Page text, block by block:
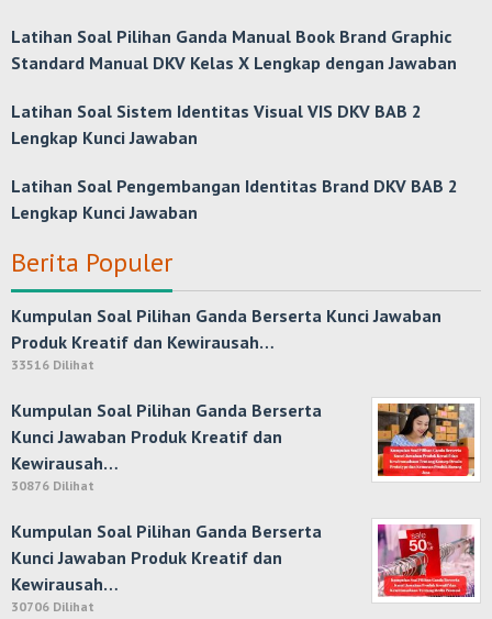
Latihan Soal Pilihan Ganda Manual Book Brand Graphic
Standard Manual DKV Kelas X Lengkap dengan Jawaban
Latihan Soal Sistem Identitas Visual VIS DKV BAB 2
Lengkap Kunci Jawaban
Latihan Soal Pengembangan Identitas Brand DKV BAB 2
Lengkap Kunci Jawaban
Berita Populer
Kumpulan Soal Pilihan Ganda Berserta Kunci Jawaban
Produk Kreatif dan Kewirausah…
33516 Dilihat
Kumpulan Soal Pilihan Ganda Berserta
Kunci Jawaban Produk Kreatif dan
Kewirausah…
30876 Dilihat
Kumpulan Soal Pilihan Ganda Berserta
Kunci Jawaban Produk Kreatif dan
Kewirausah…
30706 Dilihat